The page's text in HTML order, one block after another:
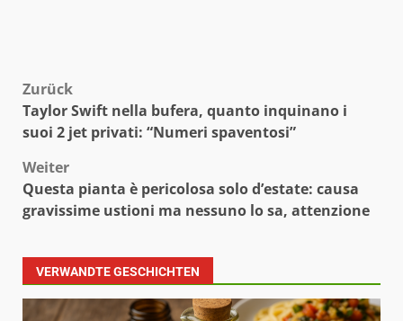
Beitragsnavigation
Zurück
Taylor Swift nella bufera, quanto inquinano i
suoi 2 jet privati: “Numeri spaventosi”
Weiter
Questa pianta è pericolosa solo d’estate: causa
gravissime ustioni ma nessuno lo sa, attenzione
VERWANDTE GESCHICHTEN